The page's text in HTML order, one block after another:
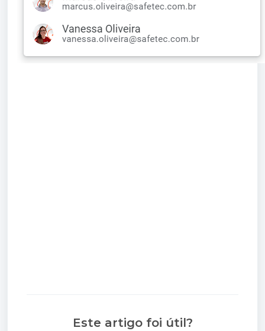
Este artigo foi útil?